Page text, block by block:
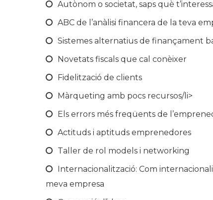
Autònom o societat, saps què
ABC de l’anàlisi financera de la teva
Sistemes alternatius de finançament
Novetats fiscals que cal conèixer
Fidelització de clients
Màrqueting amb pocs recursos/li>
Els errors més freqüents de
Actituds i aptituds emprenedores
Taller de rol models i networking
Internacionalització: Com
meva empresa